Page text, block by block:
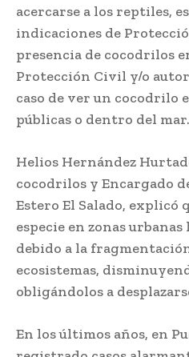
acercarse a los reptiles,
indicaciones de
presencia de cocodrilos
Protección Civil y/o
caso de ver un cocodrilo
públicas o dentro del mar.
Helios Hernández
cocodrilos y Encargado
Estero El Salado, explicó
especie en zonas
debido a la
ecosistemas,
obligándolos a
En los últimos años, en